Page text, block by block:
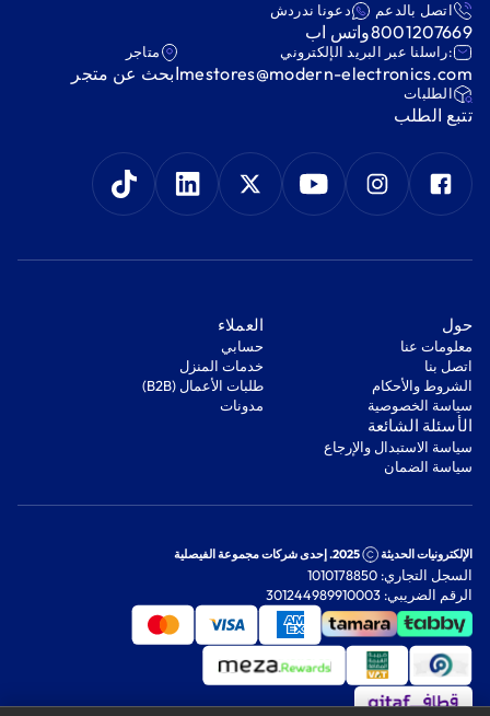
اتصل بالدعم
8001207669
دعونا ندردش
واتس اب
:راسلنا عبر البريد الإلكتروني
mestores@modern-electronics.com
متاجر
ابحث عن متجر
‫الطلبات‬
‫تتبع الطلب‬
‫حول‬
معلومات عنا
اتصل بنا
‫الشروط والأحكام‬
‫سياسة الخصوصية‬
‫العملاء‬
‫حسابي‬
‫خدمات المنزل‬
‫طلبات الأعمال (B2B)‬
مدونات
‫الأسئلة الشائعة‬
‫سياسة الاستبدال والإرجاع‬
‫سياسة الضمان‬
الإلكترونيات الحديثة 2025. إحدى شركات مجموعة الفيصلية
السجل التجاري: 1010178850
الرقم الضريبي: 301244989910003